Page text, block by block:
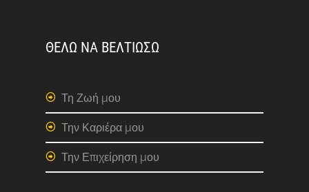
ΘΕΛΩ ΝΑ ΒΕΛΤΙΩΣΩ
Τη Ζωή μου
Την Καριέρα μου
Την Επιχείρηση μου